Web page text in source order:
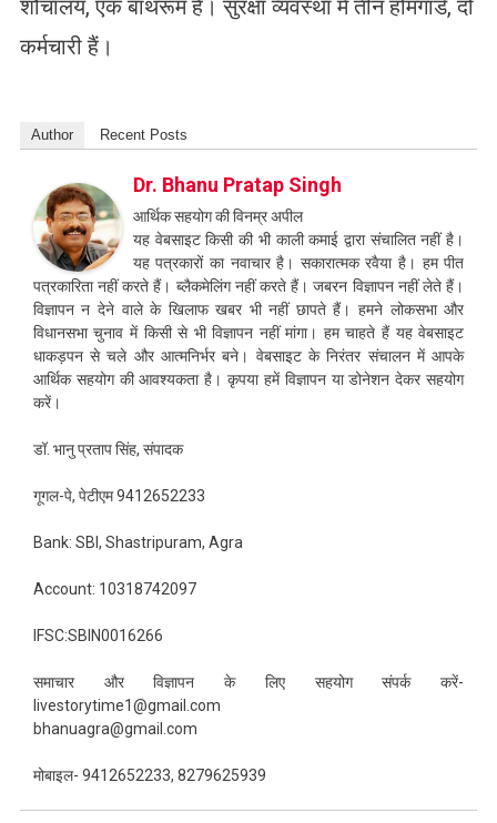
शौचालय, एक बाथरूम है। सुरक्षा व्यवस्था में तीन होमगार्ड, दो
कर्मचारी हैं।
Author Recent Posts
Dr. Bhanu Pratap Singh
आर्थिक सहयोग की विनम्र अपील
यह वेबसाइट किसी की भी काली कमाई द्वारा संचालित नहीं है।
यह पत्रकारों का नवाचार है। सकारात्मक रवैया है। हम पीत
पत्रकारिता नहीं करते हैं। ब्लैकमेलिंग नहीं करते हैं। जबरन विज्ञापन नहीं लेते हैं।
विज्ञापन न देने वाले के खिलाफ खबर भी नहीं छापते हैं। हमने लोकसभा और
विधानसभा चुनाव में किसी से भी विज्ञापन नहीं मांगा। हम चाहते हैं यह वेबसाइट
धाकड़पन से चले और आत्मनिर्भर बने। वेबसाइट के निरंतर संचालन में आपके
आर्थिक सहयोग की आवश्यकता है। कृपया हमें विज्ञापन या डोनेशन देकर सहयोग
करें।
डॉ. भानु प्रताप सिंह, संपादक
गूगल-पे, पेटीएम 9412652233
Bank: SBI, Shastripuram, Agra
Account: 10318742097
IFSC:SBIN0016266
समाचार और विज्ञापन के लिए सहयोग संपर्क करें-
livestorytime1@gmail.com
bhanuagra@gmail.com
मोबाइल- 9412652233, 8279625939